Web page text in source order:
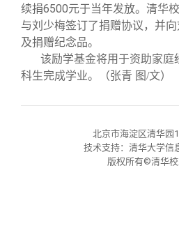
校友视界
理事会名单
制度法规
续捐6500元于当年发放。清华
与刘少梅签订了捐赠协议，并
及捐赠纪念品。
该励学基金将用于资助家庭
科生完成学业。
（张青 图/文）
北京市海淀区清华园
技术支持：清华大学信
版权所有©清华